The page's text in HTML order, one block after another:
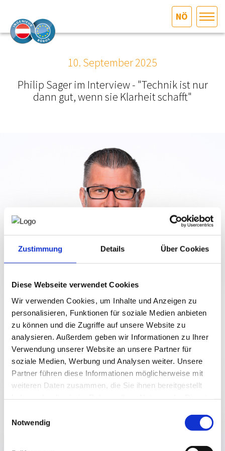
Zustimmung Details Über Cookies
Diese Webseite verwendet Cookies
Wir verwenden Cookies, um Inhalte und Anzeigen zu
personalisieren, Funktionen für soziale Medien anbieten
zu können und die Zugriffe auf unsere Website zu
analysieren. Außerdem geben wir Informationen zu Ihrer
Verwendung unserer Website an unsere Partner für
soziale Medien, Werbung und Analysen weiter. Unsere
Partner führen diese Informationen möglicherweise mit
weiteren Daten zusammen, die Sie ihnen bereitgestellt
Notwendig
NÖ
DAS INGENIEURBÜRO
MITGLIEDER­VERZEICHNIS
SERVICE
NEWS
10. September 2025
Philip Sager im Interview - "Technik ist nur
dann gut, wenn sie Klarheit schafft"